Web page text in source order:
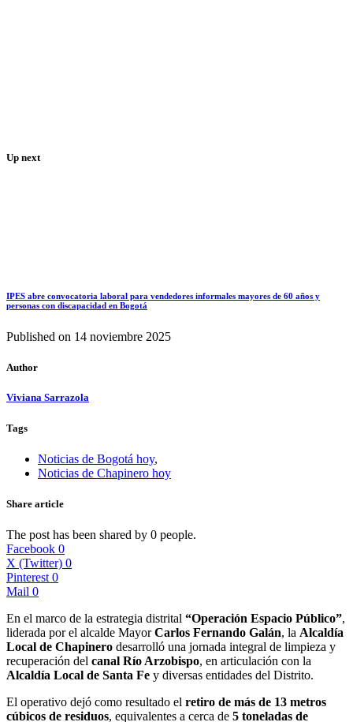
Up next
IPES abre convocatoria laboral para vendedores informales mayores de 60 años y
personas con discapacidad en Bogotá
Published on 14 noviembre 2025
Author
Viviana Sarrazola
Tags
Noticias de Bogotá hoy,
Noticias de Chapinero hoy
Share article
The post has been shared by 0 people.
Facebook 0
X (Twitter) 0
Pinterest 0
Mail 0
En el marco de la estrategia distrital “Operación Espacio Público”,
liderada por el alcalde MayorCarlos Fernando Galán, la Alcaldía
Local de Chapinero desarrolló una jornada integral de limpieza y
recuperación del canal Río Arzobispo, en articulación con la
Alcaldía Local de Santa Fe y diversas entidades del Distrito.
El operativo dejó como resultado el retiro de más de 13 metros
cúbicos de residuos, equivalentes a cerca de 5 toneladas de